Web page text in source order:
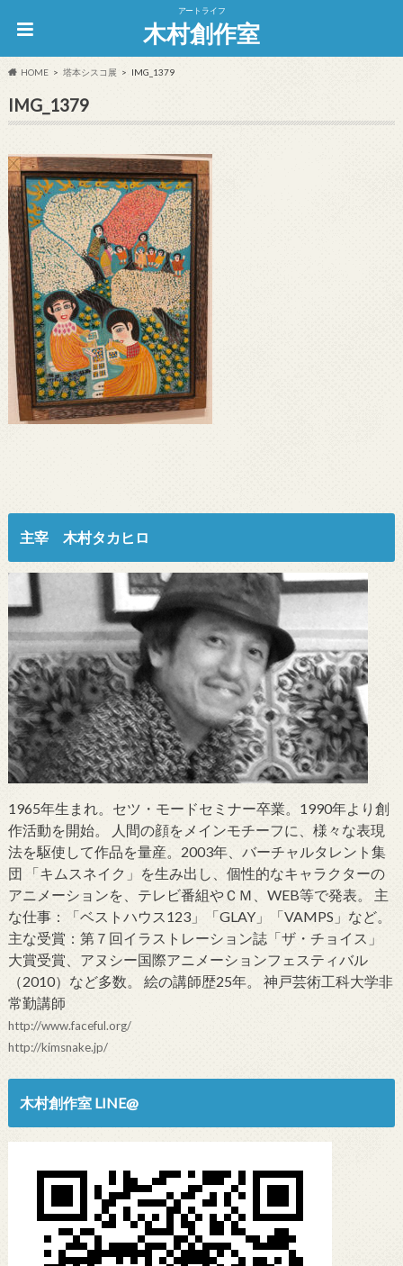
アートライフ
木村創作室
HOME 塔本シスコ展 IMG_1379
IMG_1379
主宰 木村タカヒロ
1965年生まれ。セツ・モードセミナー卒業。1990年より創
作活動を開始。 人間の顔をメインモチーフに、様々な表現
法を駆使して作品を量産。2003年、バーチャルタレント集
団 「キムスネイク」を生み出し、個性的なキャラクターの
アニメーションを、テレビ番組やＣＭ、WEB等で発表。 主
な仕事：「ベストハウス123」「GLAY」「VAMPS」など。
主な受賞：第７回イラストレーション誌「ザ・チョイス」
大賞受賞、アヌシー国際アニメーションフェスティバル
（2010）など多数。 絵の講師歴25年。 神戸芸術工科大学非
常勤講師
http://www.faceful.org/
http://kimsnake.jp/
木村創作室 LINE@